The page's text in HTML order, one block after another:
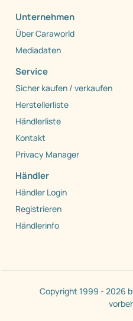
Unternehmen
Über Caraworld
Mediadaten
Service
Sicher kaufen / verkaufen
Herstellerliste
Händlerliste
Kontakt
Privacy Manager
Händler
Händler Login
Registrieren
Händlerinfo
Copyright 1999 - 2026